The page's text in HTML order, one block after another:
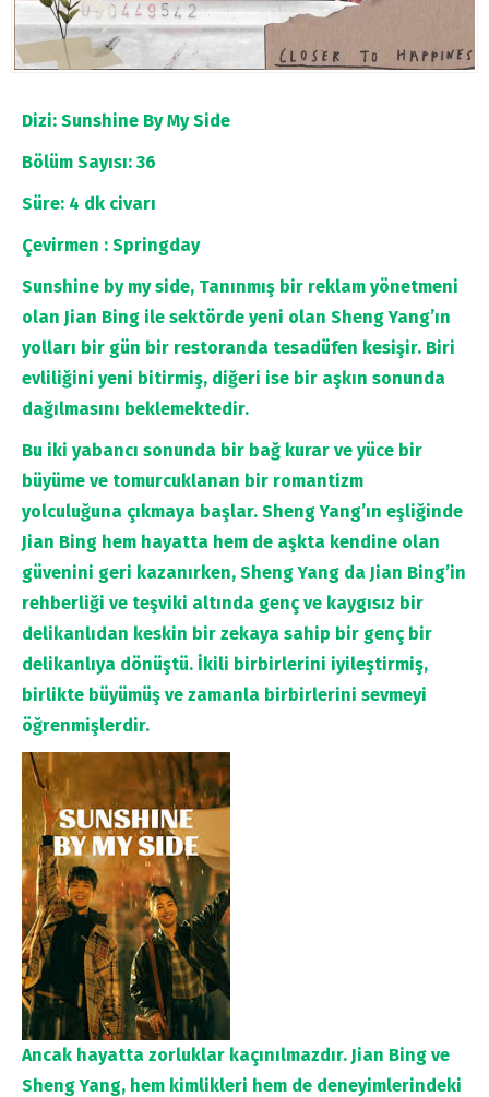
Dizi: Sunshine By My Side
Bölüm Sayısı: 36
Süre: 4 dk civarı
Çevirmen : Springday
Sunshine by my side, Tanınmış bir reklam yönetmeni
olan Jian Bing ile sektörde yeni olan Sheng Yang’ın
yolları bir gün bir restoranda tesadüfen kesişir. Biri
evliliğini yeni bitirmiş, diğeri ise bir aşkın sonunda
dağılmasını beklemektedir.
Bu iki yabancı sonunda bir bağ kurar ve yüce bir
büyüme ve tomurcuklanan bir romantizm
yolculuğuna çıkmaya başlar. Sheng Yang’ın eşliğinde
Jian Bing hem hayatta hem de aşkta kendine olan
güvenini geri kazanırken, Sheng Yang da Jian Bing’in
rehberliği ve teşviki altında genç ve kaygısız bir
delikanlıdan keskin bir zekaya sahip bir genç bir
delikanlıya dönüştü. İkili birbirlerini iyileştirmiş,
birlikte büyümüş ve zamanla birbirlerini sevmeyi
öğrenmişlerdir.
Ancak hayatta zorluklar kaçınılmazdır. Jian Bing ve
Sheng Yang, hem kimlikleri hem de deneyimlerindeki